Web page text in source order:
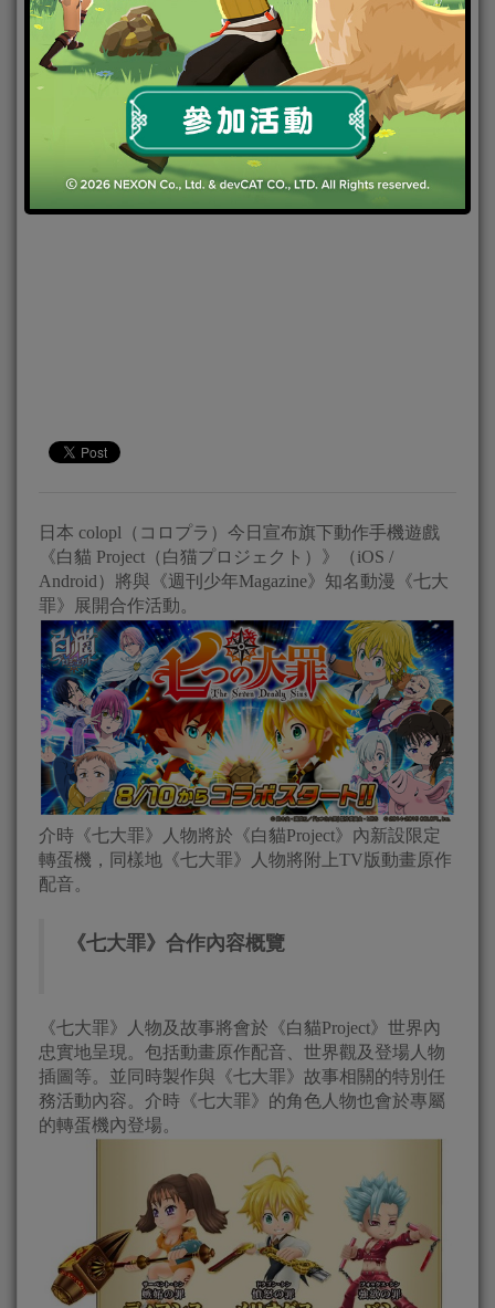
日本 colopl（コロプラ）今日宣布旗下動作手機遊戲
《白貓 Project（白猫プロジェクト）》（iOS /
Android）將與《週刊少年Magazine》知名動漫《七大
罪》展開合作活動。
介時《七大罪》人物將於《白貓Project》內新設限定
轉蛋機，同樣地《七大罪》人物將附上TV版動畫原作
配音。
《七大罪》合作內容概覽
《七大罪》人物及故事將會於《白貓Project》世界內
忠實地呈現。包括動畫原作配音、世界觀及登場人物
插圖等。並同時製作與《七大罪》故事相關的特別任
務活動內容。介時《七大罪》的角色人物也會於專屬
的轉蛋機內登場。